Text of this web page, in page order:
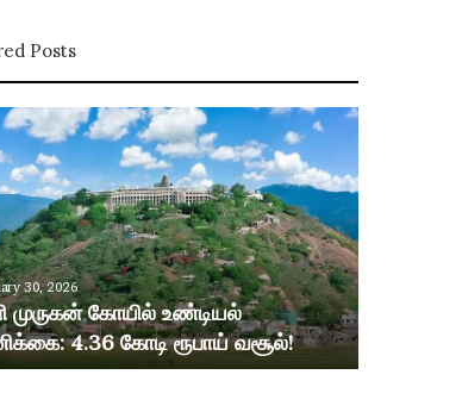
Posts
30, 2026
முருகன் கோயில் உண்டியல்
4.36 கோடி ரூபாய் வசூல்!